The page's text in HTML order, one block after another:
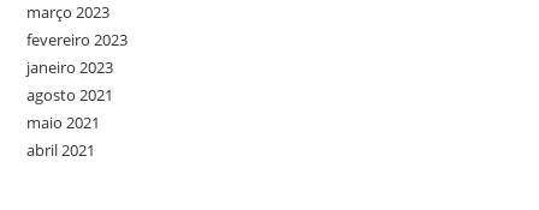
março 2023
fevereiro 2023
janeiro 2023
agosto 2021
maio 2021
abril 2021